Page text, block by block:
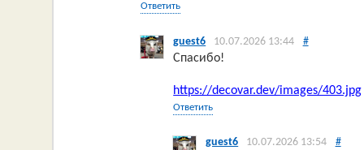
Ответить
guest6 10.07.2026 13:44 #
Спасибо!
https://decovar.dev/images/403.jpg
Ответить
guest6 10.07.2026 13:54 #